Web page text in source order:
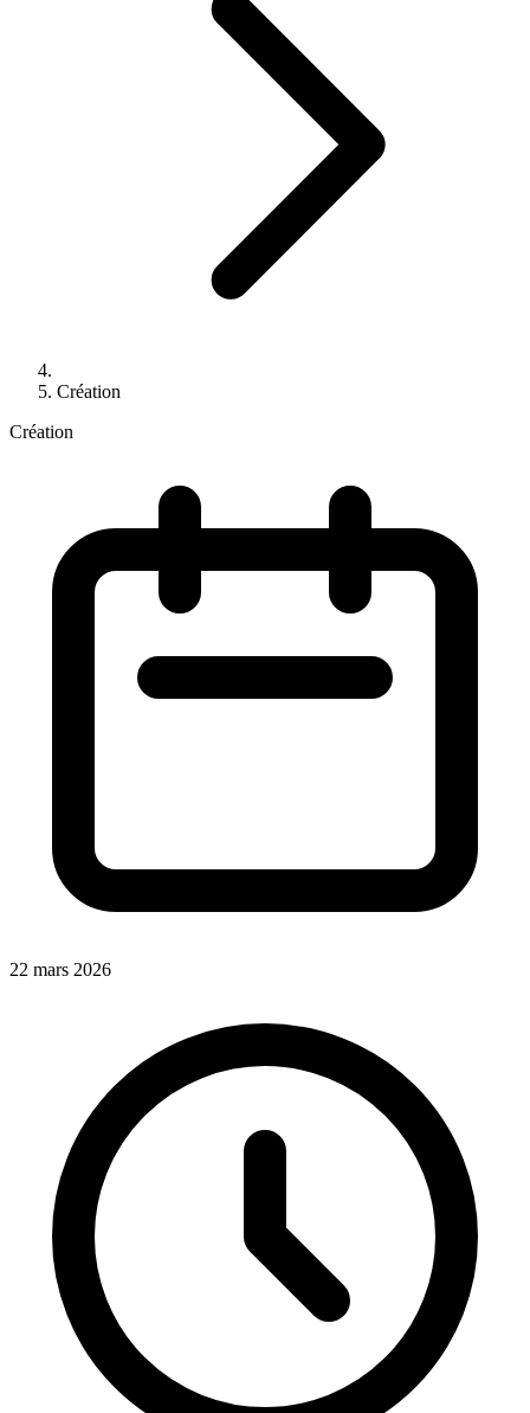
Création
Création
22 mars 2026